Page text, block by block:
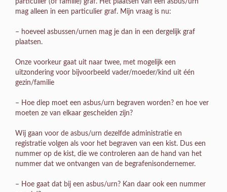
mag alleen in een particulier graf. Mijn vraag is nu:
– hoeveel asbussen/urnen mag je dan in een dergelijk graf
plaatsen.
Onze voorkeur gaat uit naar twee, met mogelijk een
uitzondering voor bijvoorbeeld vader/moeder/kind uit één
gezin/familie
– Hoe diep moet een asbus/urn begraven worden? en hoe ver
moeten ze van elkaar gescheiden zijn?
Wij gaan voor de asbus/urn dezelfde administratie en
registratie volgen als voor het begraven van een kist. Dus een
nummer op de kist, die we controleren aan de hand van het
nummer dat we ontvangen van de begrafenisondernemer.
– Hoe gaat dat bij een asbus/urn? Kan daar ook een nummer